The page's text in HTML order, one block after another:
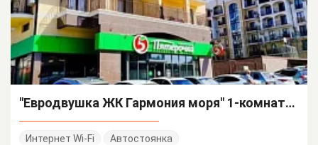
"Евродвушка ЖК Гармония моря" 1-комнатная квартира
Интернет Wi-Fi Автостоянка